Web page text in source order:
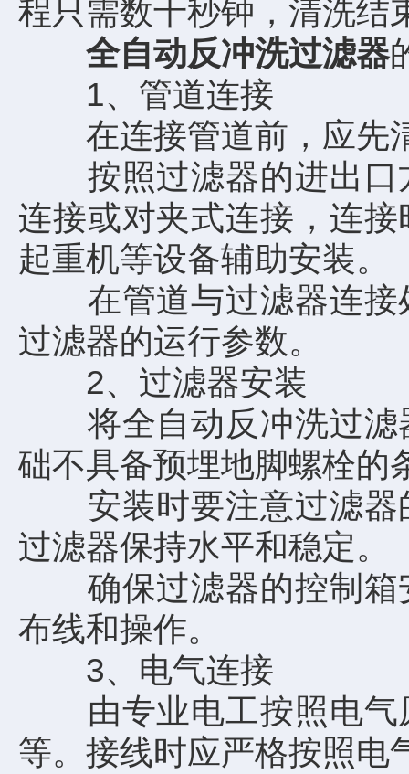
程只需数十秒钟，清洗结
全自动反冲洗过滤器
1、管道连接
在连接管道前，应先清
按照过滤器的进出口
连接或对夹式连接，连
起重机等设备辅助安装。
在管道与过滤器连接
过滤器的运行参数。
2、过滤器安装
将全自动反冲洗过滤
础不具备预埋地脚螺栓的
安装时要注意过滤器
过滤器保持水平和稳定。
确保过滤器的控制箱
布线和操作。
3、电气连接
由专业电工按照电气
等。接线时应严格按照电